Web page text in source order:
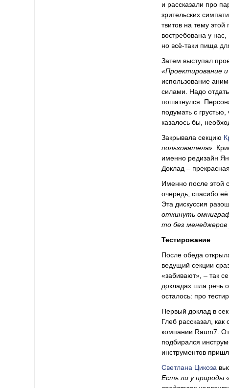
и рассказали про
зрительских
твитов на тему
востребована у
но всё-таки пища
Затем выступал
«Проектирование
использование
силами. Надо
пошатнулся.
подумать с
казалось бы,
Закрывала секцию
пользователя» .
именно редизайн
Доклад –
Именно после этой
очередь, спасибо
Эта дискуссия
откинуть
то без
Тестирование
После обеда
ведущий секции
«забивают», – так
докладах шла речь
осталось: про
Первый доклад в
Глеб рассказал,
компании Raum7.
подбирался
инструментов
Светлана Цикоза
Есть ли у природы